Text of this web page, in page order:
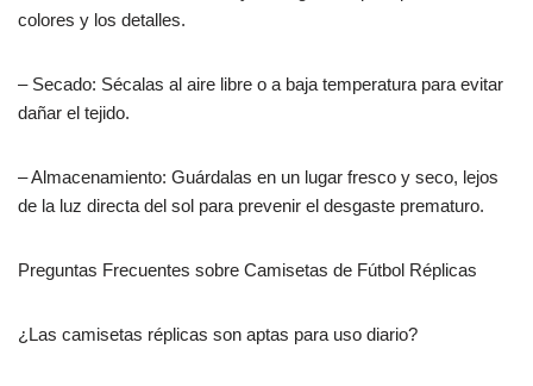
colores y los detalles.
– Secado: Sécalas al aire libre o a baja temperatura para evitar
dañar el tejido.
– Almacenamiento: Guárdalas en un lugar fresco y seco, lejos
de la luz directa del sol para prevenir el desgaste prematuro.
Preguntas Frecuentes sobre Camisetas de Fútbol Réplicas
¿Las camisetas réplicas son aptas para uso diario?